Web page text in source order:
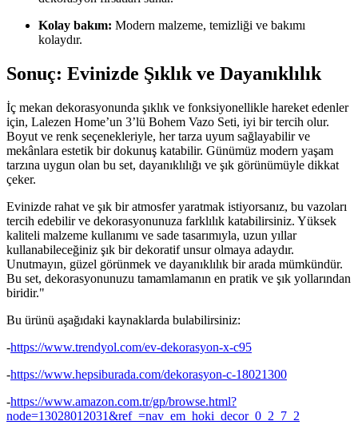
Kolay bakım: Modern malzeme, temizliği ve bakımı
kolaydır.
Sonuç: Evinizde Şıklık ve Dayanıklılık
İç mekan dekorasyonunda şıklık ve fonksiyonellikle hareket edenler
için, Lalezen Home’un 3’lü Bohem Vazo Seti, iyi bir tercih olur.
Boyut ve renk seçenekleriyle, her tarza uyum sağlayabilir ve
mekânlara estetik bir dokunuş katabilir. Günümüz modern yaşam
tarzına uygun olan bu set, dayanıklılığı ve şık görünümüyle dikkat
çeker.
Evinizde rahat ve şık bir atmosfer yaratmak istiyorsanız, bu vazoları
tercih edebilir ve dekorasyonunuza farklılık katabilirsiniz. Yüksek
kaliteli malzeme kullanımı ve sade tasarımıyla, uzun yıllar
kullanabileceğiniz şık bir dekoratif unsur olmaya adaydır.
Unutmayın, güzel görünmek ve dayanıklılık bir arada mümkündür.
Bu set, dekorasyonunuzu tamamlamanın en pratik ve şık yollarından
biridir."
Bu ürünü aşağıdaki kaynaklarda bulabilirsiniz:
-https://www.trendyol.com/ev-dekorasyon-x-c95
-https://www.hepsiburada.com/dekorasyon-c-18021300
-https://www.amazon.com.tr/gp/browse.html?
node=13028012031&ref_=nav_em_hoki_decor_0_2_7_2